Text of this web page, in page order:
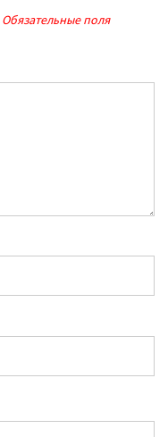
Обязательные поля